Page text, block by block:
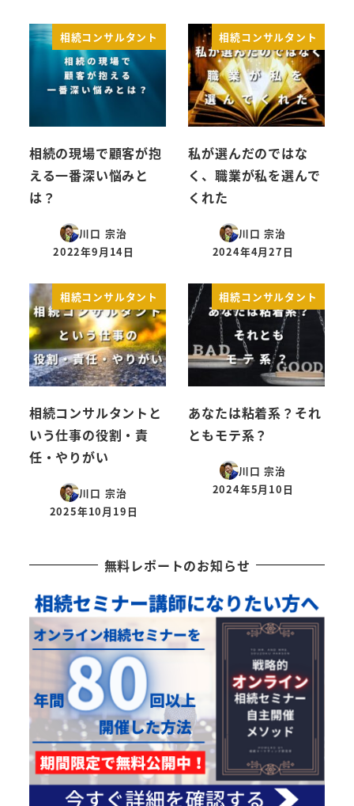
相続コンサルタント
相続の現場で顧客が抱
える一番深い悩みと
は？
川口 宗治
投稿日
2022年9月14日
相続コンサルタント
私が選んだのではな
く、職業が私を選んで
くれた
川口 宗治
投稿日
2024年4月27日
相続コンサルタント
相続コンサルタントと
いう仕事の役割・責
任・やりがい
川口 宗治
投稿日
2025年10月19日
相続コンサルタント
あなたは粘着系？それ
ともモテ系？
川口 宗治
投稿日
2024年5月10日
無料レポートのお知らせ